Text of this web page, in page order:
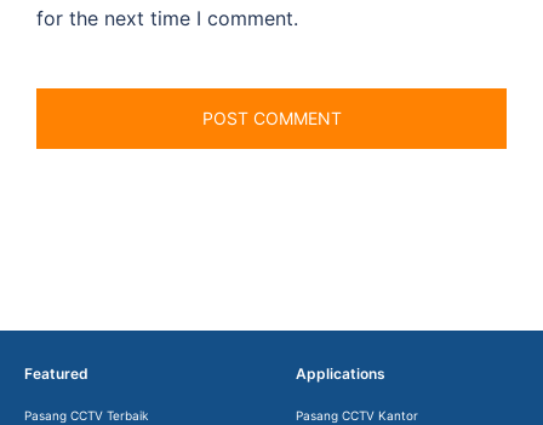
for the next time I comment.
Featured
Pasang CCTV Terbaik
Applications
Pasang CCTV Kantor